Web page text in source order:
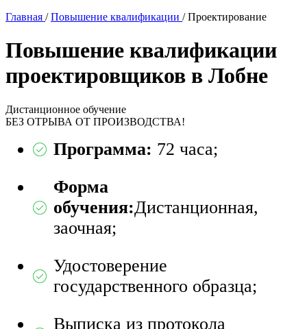
Главная /Повышение квалификации /Проектирование
Повышение квалификации
проектировщиков в Лобне
Дистанционное обучение
БЕЗ ОТРЫВА ОТ ПРОИЗВОДСТВА!
Программа: 72 часа;
Форма
обучения:Дистанционная,
заочная;
Удостоверение
государственного образца;
Выписка из протокола